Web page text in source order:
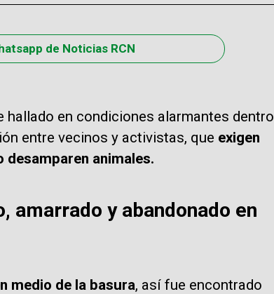
de Noticias RCN
hallado en condiciones alarmantes dentro
entre vecinos y activistas, que exigen
animales.
amarrado y abandonado en
medio de la basura, así fue encontrado